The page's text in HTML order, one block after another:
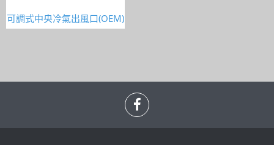
可調式中央冷氣出風口(OEM)